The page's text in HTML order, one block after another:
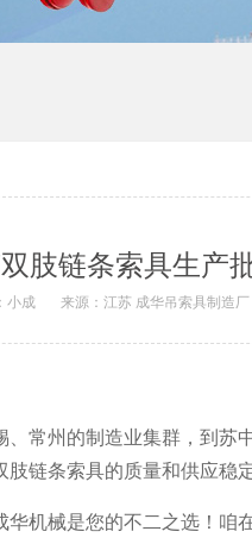
肢链条索具生产
小成 来源：江苏 成华吊索具制造厂
常州的制造业集群，到苏
链条索具的质量和供应稳
机械是您的不二之选！咱